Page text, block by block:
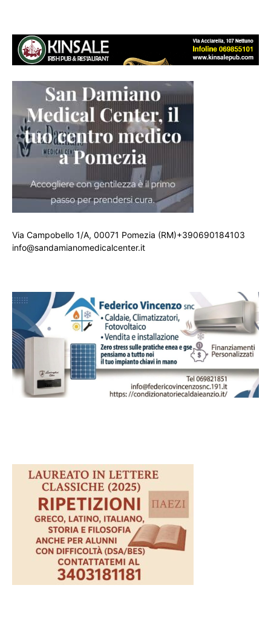
Via Campobello 1/A, 00071 Pomezia (RM)+390690184103
info@sandamianomedicalcenter.it